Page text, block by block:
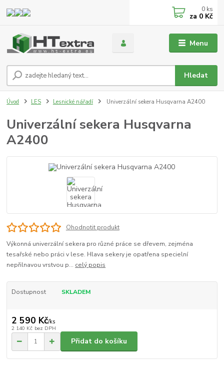
Menu
Hledat
0 ks
za 0 Kč
Úvod LES Lesnické nářadí Univerzální sekera Husqvarna A2400
Univerzální sekera Husqvarna
A2400
Ohodnotit produkt
Výkonná univerzální sekera pro různé práce se dřevem, zejména
tesařské nebo práci v lese. Hlava sekery je opatřena specielní
nepřilnavou vrstvou p... celý popis
Dostupnost SKLADEM
2 590 Kč/ks
2 140 Kč bez DPH
Přidat do košíku